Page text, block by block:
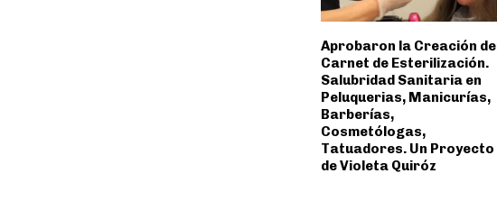
Aprobaron la Creación del
Carnet de Esterilización.
Salubridad Sanitaria en
Peluquerias, Manicurías,
Barberías,
Cosmetólogas,
Tatuadores. Un Proyecto
de Violeta Quiróz